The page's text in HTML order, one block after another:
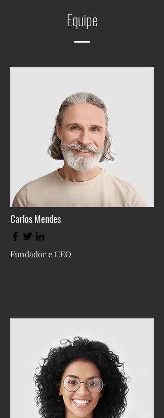
Equipe
Carlos Mendes
Fundador e CEO